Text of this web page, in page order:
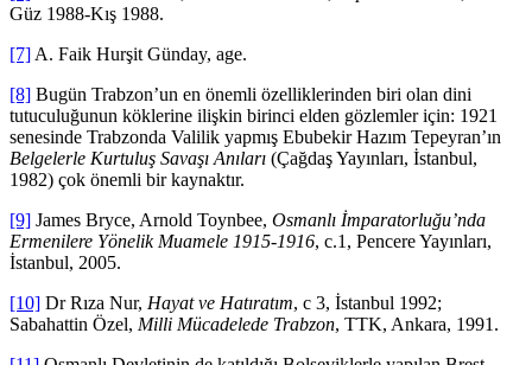
Güz 1988-Kış 1988.
[7] A. Faik Hurşit Günday, age.
[8] Bugün Trabzon’un en önemli özelliklerinden biri olan dini
tutuculuğunun köklerine ilişkin birinci elden gözlemler için: 1921
senesinde Trabzonda Valilik yapmış Ebubekir Hazım Tepeyran’ın
Belgelerle Kurtuluş Savaşı Anıları (Çağdaş Yayınları, İstanbul,
1982) çok önemli bir kaynaktır.
[9] James Bryce, Arnold Toynbee, Osmanlı İmparatorluğu’nda
Ermenilere Yönelik Muamele 1915-1916, c.1, Pencere Yayınları,
İstanbul, 2005.
[10] Dr Rıza Nur, Hayat ve Hatıratım, c 3, İstanbul 1992;
Sabahattin Özel, Milli Mücadelede Trabzon, TTK, Ankara, 1991.